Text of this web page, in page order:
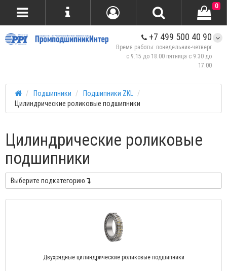
+7 499 500 40 90
Время работы: понедельник-четверг
с 9.15 до 18.00 пятница с 9.30 до
17.00
0
Подшипники
Подшипники ZKL
Цилиндрические роликовые подшипники
Цилиндрические роликовые
подшипники
Выберите подкатегорию
Двухрядные цилиндрические роликовые подшипники